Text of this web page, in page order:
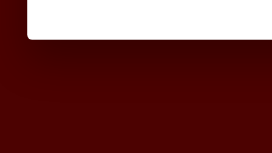
nostri cookie se